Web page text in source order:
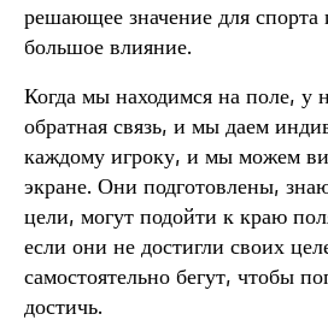
решающее значение для спорта
большое влияние.
Когда мы находимся на поле, у
обратная связь, и мы даем
каждому игроку, и мы можем
экране. Они подготовлены,
цели, могут подойти к краю
если они не достигли своих
самостоятельно бегут, чтобы
достичь.